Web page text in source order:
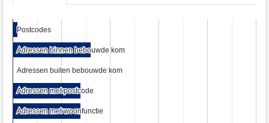
Postcodes
Postcodes
Adressen binnen bebouwde kom
Adressen binnen bebouwde kom
Adressen buiten bebouwde kom
Adressen buiten bebouwde kom
Adressen met postcode
Adressen met postcode
Adressen met woonfunctie
Adressen met woonfunctie